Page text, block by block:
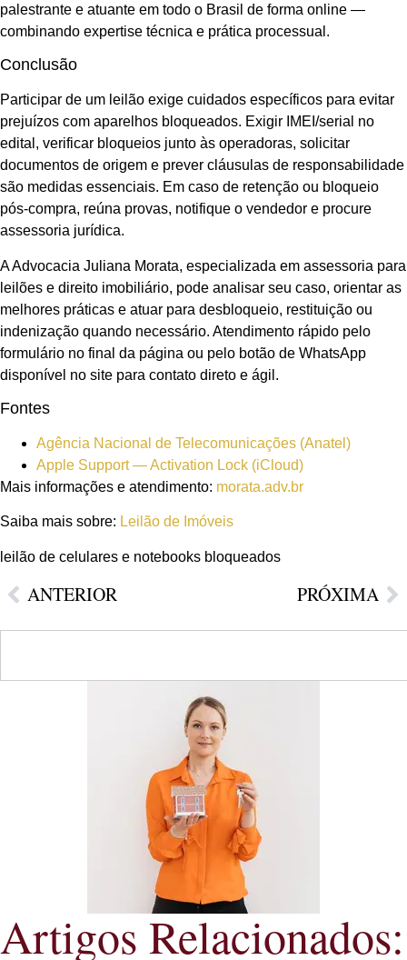
palestrante e atuante em todo o Brasil de forma online —
combinando expertise técnica e prática processual.
Conclusão
Participar de um leilão exige cuidados específicos para evitar
prejuízos com aparelhos bloqueados. Exigir IMEI/serial no
edital, verificar bloqueios junto às operadoras, solicitar
documentos de origem e prever cláusulas de responsabilidade
são medidas essenciais. Em caso de retenção ou bloqueio
pós-compra, reúna provas, notifique o vendedor e procure
assessoria jurídica.
A Advocacia Juliana Morata, especializada em assessoria para
leilões e direito imobiliário, pode analisar seu caso, orientar as
melhores práticas e atuar para desbloqueio, restituição ou
indenização quando necessário. Atendimento rápido pelo
formulário no final da página ou pelo botão de WhatsApp
disponível no site para contato direto e ágil.
Fontes
Agência Nacional de Telecomunicações (Anatel)
Apple Support — Activation Lock (iCloud)
Mais informações e atendimento: morata.adv.br
Saiba mais sobre: Leilão de Imóveis
leilão de celulares e notebooks bloqueados
ANTERIOR PRÓXIMA
Artigos Relacionados: